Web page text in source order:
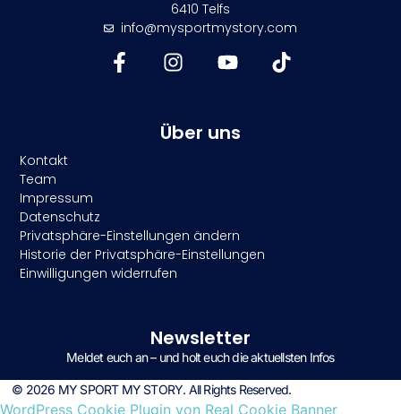
6410 Telfs
info@mysportmystory.com
Über uns
Kontakt
Team
Impressum
Datenschutz
Privatsphäre-Einstellungen ändern
Historie der Privatsphäre-Einstellungen
Einwilligungen widerrufen
Newsletter
Meldet euch an – und holt euch die aktuellsten Infos
© 2026 MY SPORT MY STORY. All Rights Reserved.
WordPress Cookie Plugin von Real Cookie Banner